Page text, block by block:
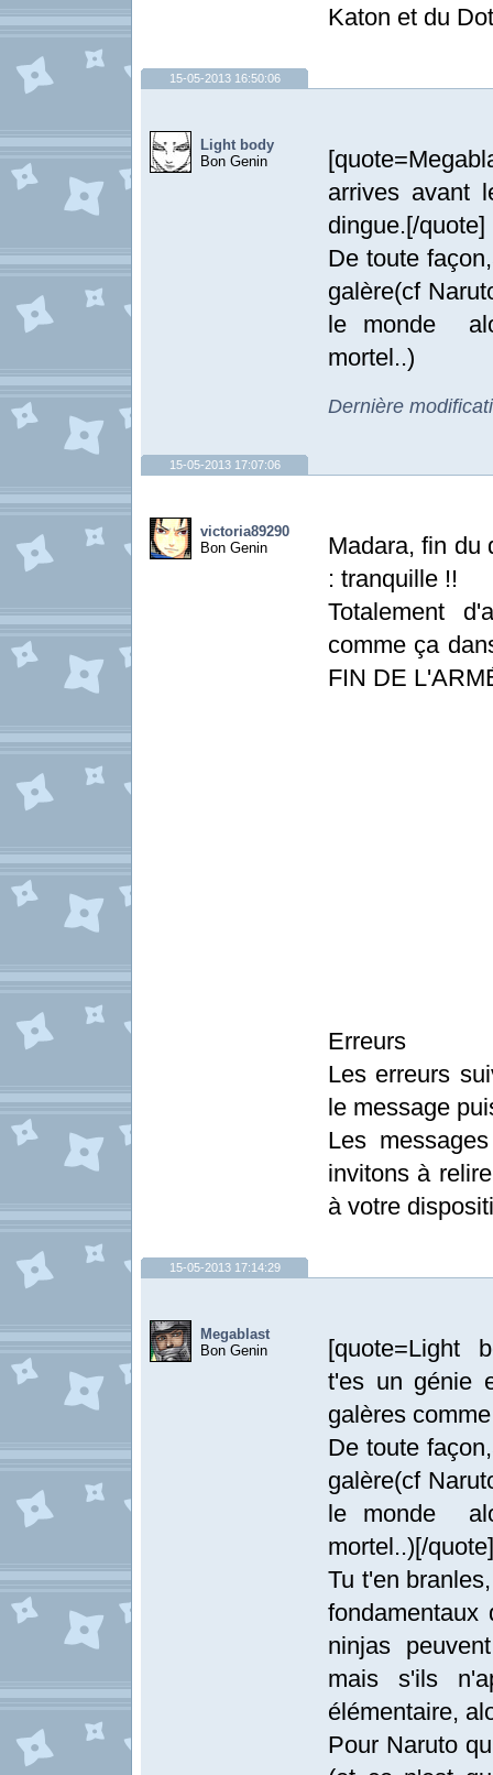
Katon et du
15-05-2013 16:50:06
Light body
Bon Genin
arrives avant
dingue.[/quote]
De toute
galère(cf
le monde
mortel..)
Dernière
15-05-2013 17:07:06
victoria89290
Bon Genin
Madara, fin du
: tranquille !!
Totalement
comme ça
FIN DE
Erreurs
Les erreurs
le message
Les
invitons à
à votre
15-05-2013 17:14:29
Megablast
Bon Genin
[quote=Light
t'es un génie
galères
De toute
galère(cf
le monde
mortel..)[/quote]
Tu t'en
ninjas
mais s'ils
élémentaire,
Pour Naruto